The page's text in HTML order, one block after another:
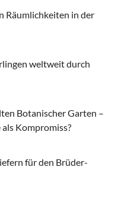
Räumlichkeiten in der
weltweit durch
Botanischer Garten –
Kompromiss?
für den Brüder-